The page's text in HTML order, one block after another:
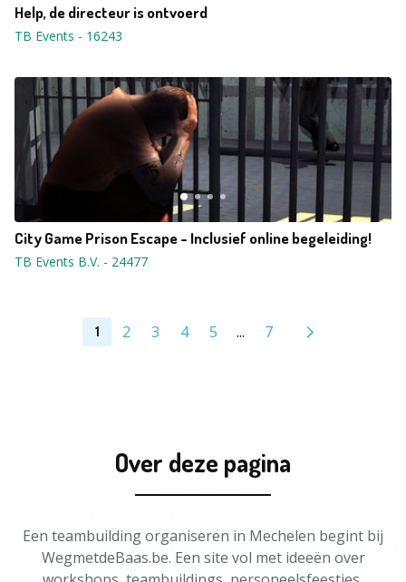
Help, de directeur is ontvoerd
TB Events - 16243
City Game Prison Escape - Inclusief online begeleiding!
TB Events B.V. - 24477
1 2 3 4 5 ... 7
Over deze pagina
Een teambuilding organiseren in Mechelen begint bij
WegmetdeBaas.be. Een site vol met ideeën over